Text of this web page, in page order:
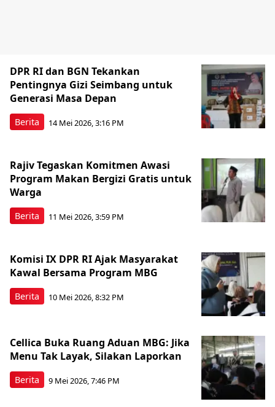
Berita
DPR RI dan BGN Tekankan
Pentingnya Gizi Seimbang untuk
Generasi Masa Depan
14 Mei 2026, 3:16 PM
Berita
Rajiv Tegaskan Komitmen Awasi
Program Makan Bergizi Gratis untuk
Warga
11 Mei 2026, 3:59 PM
Berita
Komisi IX DPR RI Ajak Masyarakat
Kawal Bersama Program MBG
10 Mei 2026, 8:32 PM
Berita
Cellica Buka Ruang Aduan MBG: Jika
Menu Tak Layak, Silakan Laporkan
9 Mei 2026, 7:46 PM